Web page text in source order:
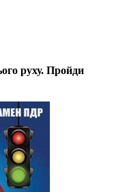
руху. Пройди